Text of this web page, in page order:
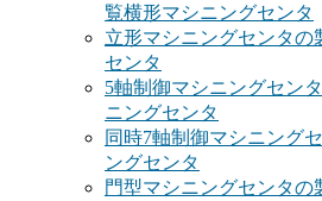
覧横形マシニングセンタ
立形マシニングセンタの
センタ
5軸制御マシニングセン
ニングセンタ
同時7軸制御マシニング
ングセンタ
門型マシニングセンタの